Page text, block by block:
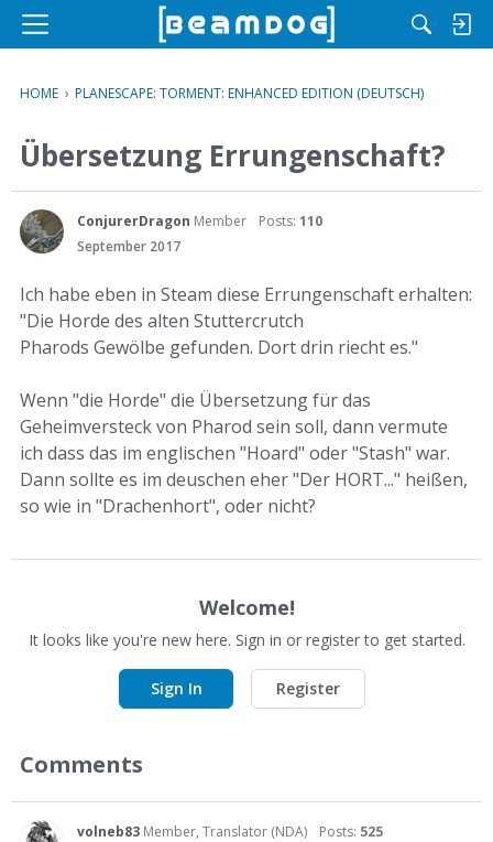
M
u
HOME › PLANESCAPE: TORMENT: ENHANCED EDITION (DEUTSCH)
Übersetzung Errungenschaft?
ConjurerDragon Member Posts: 110
September 2017
Ich habe eben in Steam diese Errungenschaft erhalten:
"Die Horde des alten Stuttercrutch
Pharods Gewölbe gefunden. Dort drin riecht es."
Wenn "die Horde" die Übersetzung für das
Geheimversteck von Pharod sein soll, dann vermute
ich dass das im englischen "Hoard" oder "Stash" war.
Dann sollte es im deuschen eher "Der HORT..." heißen,
so wie in "Drachenhort", oder nicht?
Welcome!
It looks like you're new here. Sign in or register to get started.
Sign In Register
Comments
volneb83 Member, Translator (NDA) Posts: 525